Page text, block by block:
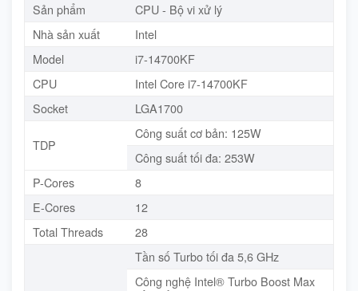
Sản phẩm
CPU - Bộ vi xử lý
Nhà sản xuất
Intel
Model
i7-14700KF
CPU
Intel Core i7-14700KF
Socket
LGA1700
TDP
Công suất cơ bản: 125W
Công suất tối đa: 253W
P-Cores
8
E-Cores
12
Total Threads
28
Tần số Turbo tối đa 5,6 GHz
Công nghệ Intel® Turbo Boost Max